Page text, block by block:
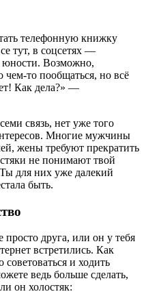
телефонную книжку
тут, в соцсетях —
юности. Возможно,
то пообщаться, но всё
Как дела?» —
связь, нет уже того
Многие мужчины
жены требуют прекратить
не понимают твой
для них уже далекий
быть.
друга, или он у тебя
встретились. Как
и ходить
ведь больше сделать,
он холостяк: